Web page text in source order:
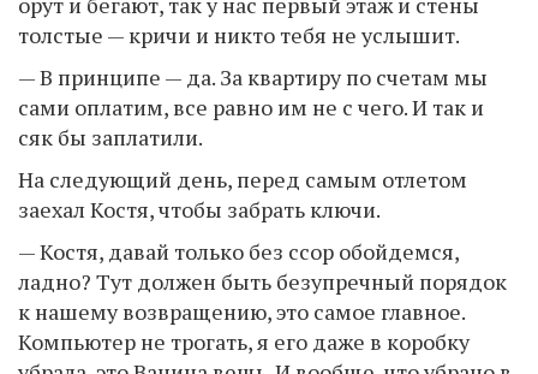
толстые — кричи и никто тебя не услышит.
— В принципе — да. За квартиру по счетам мы
сами оплатим, все равно им не с чего. И так и
сяк бы заплатили.
На следующий день, перед самым отлетом
заехал Костя, чтобы забрать ключи.
— Костя, давай только без ссор обойдемся,
ладно? Тут должен быть безупречный порядок
к нашему возвращению, это самое главное.
Компьютер не трогать, я его даже в коробку